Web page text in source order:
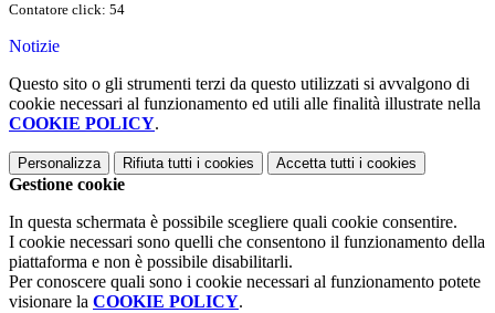
Contatore click: 54
Notizie
Questo sito o gli strumenti terzi da questo utilizzati si avvalgono di
cookie necessari al funzionamento ed utili alle finalità illustrate nella
COOKIE POLICY.
Personalizza Rifiuta tutti i cookies Accetta tutti i cookies
Gestione cookie
In questa schermata è possibile scegliere quali cookie consentire.
I cookie necessari sono quelli che consentono il funzionamento della
piattaforma e non è possibile disabilitarli.
Per conoscere quali sono i cookie necessari al funzionamento potete
visionare la COOKIE POLICY.